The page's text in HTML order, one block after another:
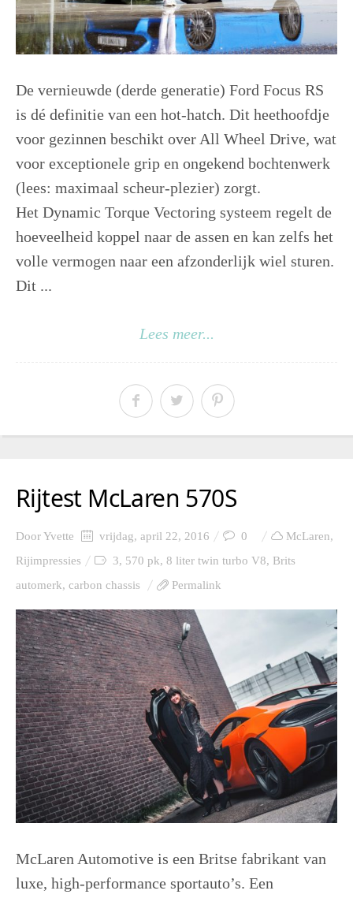
De vernieuwde (derde generatie) Ford Focus RS
is dé definitie van een hot-hatch. Dit heethoofdje
voor gezinnen beschikt over All Wheel Drive, wat
voor exceptionele grip en ongekend bochtenwerk
(lees: maximaal scheur-plezier) zorgt.
Het Dynamic Torque Vectoring systeem regelt de
hoeveelheid koppel naar de assen en kan zelfs het
volle vermogen naar een afzonderlijk wiel sturen.
Dit ...
Lees meer...
Rijtest McLaren 570S
DoorYvette vrijdag, april 22, 2016 0 McLaren,
Rijimpressies
3, 570 pk, 8 liter twin turbo V8, Brits
automerk, carbon chassis Permalink
McLaren Automotive is een Britse fabrikant van
luxe, high-performance sportauto’s. Een